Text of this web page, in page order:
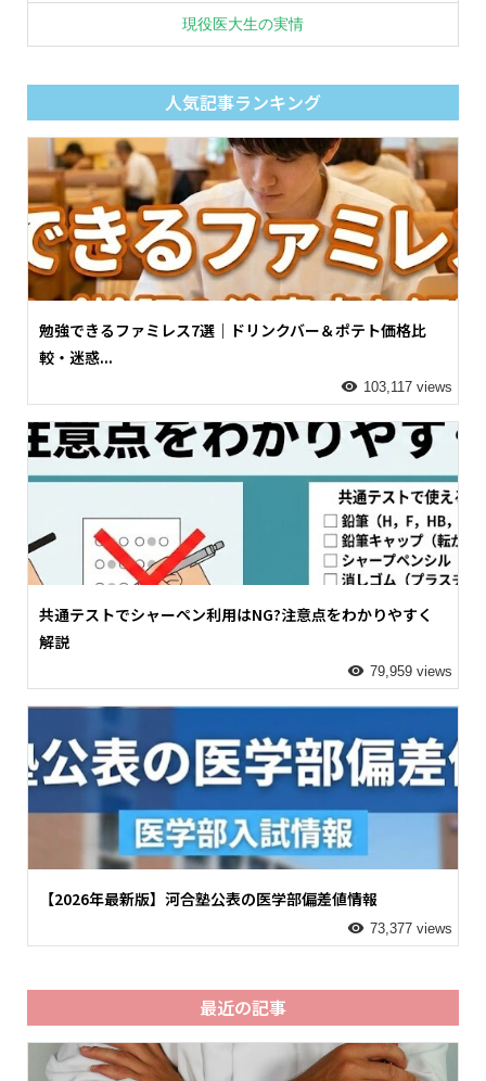
現役医大生の実情
人気記事ランキング
勉強できるファミレス7選｜ドリンクバー＆ポテト価格比
較・迷惑...
103,117 views
共通テストでシャーペン利用はNG?注意点をわかりやすく
解説
79,959 views
【2026年最新版】河合塾公表の医学部偏差値情報
73,377 views
最近の記事